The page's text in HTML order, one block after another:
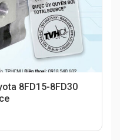
8FD15-8FD30